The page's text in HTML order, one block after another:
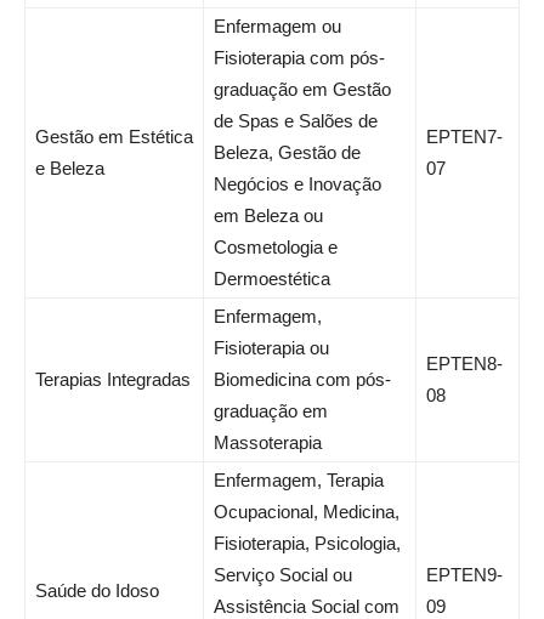
Gestão em Estética
e Beleza
Enfermagem ou
Fisioterapia com pós-
graduação em Gestão
de Spas e Salões de
Beleza, Gestão de
Negócios e Inovação
em Beleza ou
Cosmetologia e
Dermoestética
EPTEN7-
07
Terapias Integradas
Enfermagem,
Fisioterapia ou
Biomedicina com pós-
graduação em
Massoterapia
EPTEN8-
08
Saúde do Idoso
Enfermagem, Terapia
Ocupacional, Medicina,
Fisioterapia, Psicologia,
Serviço Social ou
Assistência Social com
EPTEN9-
09